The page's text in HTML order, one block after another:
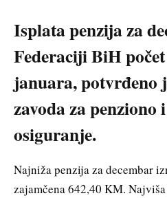
Isplata penzija za
Federaciji BiH
januara, potvrđeno
zavoda za penziono
osiguranje.
Najniža penzija za decembar
zajamčena 642,40 KM.